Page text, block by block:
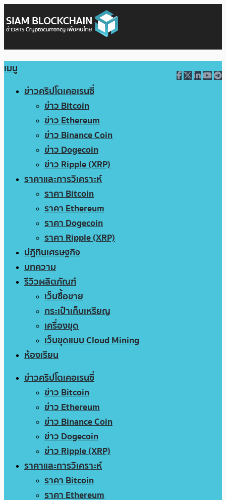
เมนู
ข่าวคริปโตเคอเรนซี่
ข่าว Bitcoin
ข่าว Ethereum
ข่าว Binance Coin
ข่าว Dogecoin
ข่าว Ripple (XRP)
ราคาและการวิเคราะห์
ราคา Bitcoin
ราคา Ethereum
ราคา Dogecoin
ราคา Ripple (XRP)
ปฏิทินเศรษฐกิจ
บทความ
รีวิวผลิตภัณฑ์
เว็บซื้อขาย
กระเป๋าเก็บเหรียญ
เครื่องขุด
เว็บขุดแบบ Cloud Mining
ห้องเรียน
ข่าวคริปโตเคอเรนซี่
ข่าว Bitcoin
ข่าว Ethereum
ข่าว Binance Coin
ข่าว Dogecoin
ข่าว Ripple (XRP)
ราคาและการวิเคราะห์
ราคา Bitcoin
ราคา Ethereum